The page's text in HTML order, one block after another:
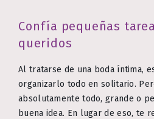
Confía pequeñas
queridos
Al tratarse de una boda íntima,
organizarlo todo en solitario.
absolutamente todo, grande o
buena idea. En lugar de eso, te